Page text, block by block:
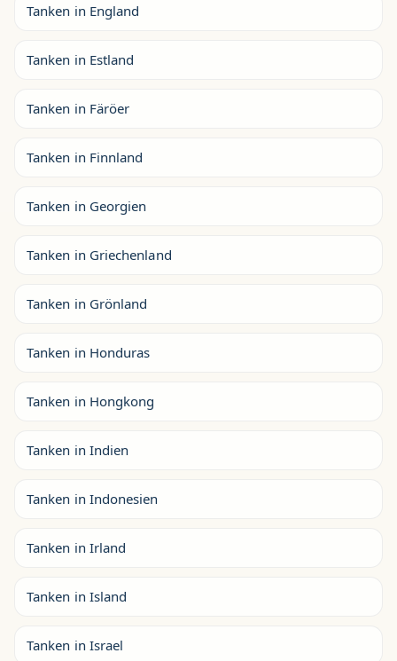
Tanken in England
Tanken in Estland
Tanken in Färöer
Tanken in Finnland
Tanken in Georgien
Tanken in Griechenland
Tanken in Grönland
Tanken in Honduras
Tanken in Hongkong
Tanken in Indien
Tanken in Indonesien
Tanken in Irland
Tanken in Island
Tanken in Israel